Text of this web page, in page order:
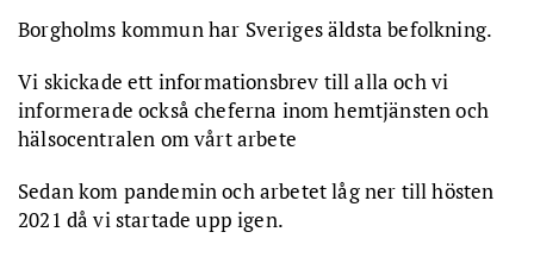
Borgholms kommun har Sveriges äldsta befolkning.
Vi skickade ett informationsbrev till alla och vi
informerade också cheferna inom hemtjänsten och
hälsocentralen om vårt arbete
Sedan kom pandemin och arbetet låg ner till hösten
2021 då vi startade upp igen.